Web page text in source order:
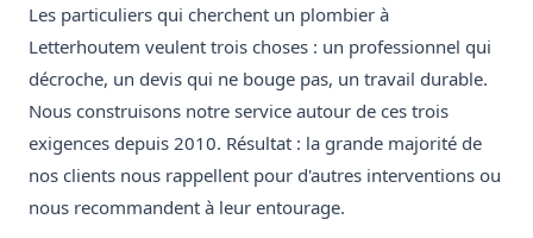
Les particuliers qui cherchent un plombier à
Letterhoutem veulent trois choses : un professionnel qui
décroche, un devis qui ne bouge pas, un travail durable.
Nous construisons notre service autour de ces trois
exigences depuis 2010. Résultat : la grande majorité de
nos clients nous rappellent pour d'autres interventions ou
nous recommandent à leur entourage.